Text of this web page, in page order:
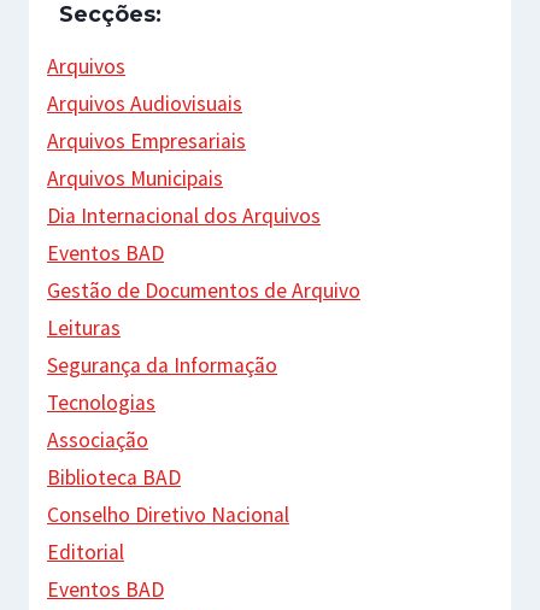
Secções:
Arquivos
Arquivos Audiovisuais
Arquivos Empresariais
Arquivos Municipais
Dia Internacional dos Arquivos
Eventos BAD
Gestão de Documentos de Arquivo
Leituras
Segurança da Informação
Tecnologias
Associação
Biblioteca BAD
Conselho Diretivo Nacional
Editorial
Eventos BAD